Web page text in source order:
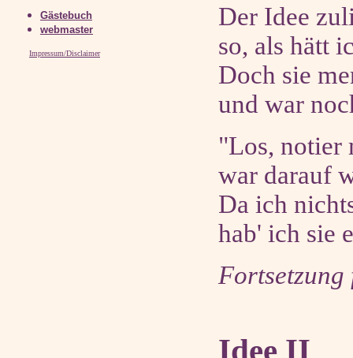
Gästebuch
webmaster
Impressum/Disclaimer
Der Idee
so, als hätt
Doch sie
und war
"Los, notier
war darauf
Da ich
hab' ich sie
Idee II